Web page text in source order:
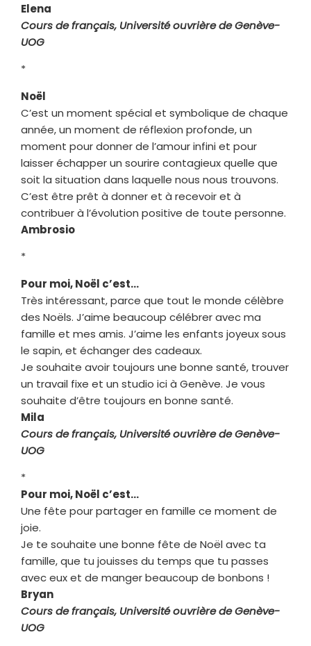
Elena
Cours de français, Université ouvrière de Genève-
UOG
*
Noël
C’est un moment spécial et symbolique de chaque
année, un moment de réflexion profonde, un
moment pour donner de l’amour infini et pour
laisser échapper un sourire contagieux quelle que
soit la situation dans laquelle nous nous trouvons.
C’est être prêt à donner et à recevoir et à
contribuer à l’évolution positive de toute personne.
Ambrosio
*
Pour moi, Noël c’est…
Très intéressant, parce que tout le monde célèbre
des Noëls. J’aime beaucoup célébrer avec ma
famille et mes amis. J’aime les enfants joyeux sous
le sapin, et échanger des cadeaux.
Je souhaite avoir toujours une bonne santé, trouver
un travail fixe et un studio ici à Genève. Je vous
souhaite d’être toujours en bonne santé.
Mila
Cours de français, Université ouvrière de Genève-
UOG
*
Pour moi, Noël c’est…
Une fête pour partager en famille ce moment de
joie.
Je te souhaite une bonne fête de Noël avec ta
famille, que tu jouisses du temps que tu passes
avec eux et de manger beaucoup de bonbons !
Bryan
Cours de français, Université ouvrière de Genève-
UOG